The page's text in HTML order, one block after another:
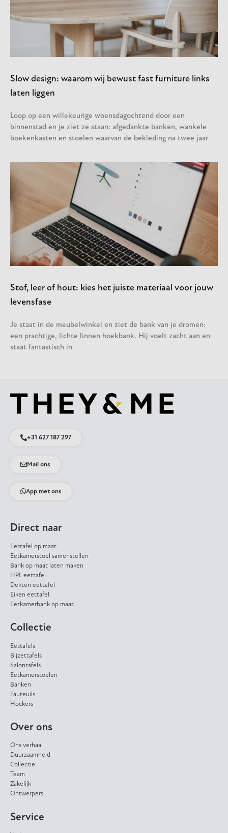
Slow design: waarom wij bewust fast furniture links
laten liggen
Loop op een willekeurige woensdagochtend door een
binnenstad en je ziet ze staan: afgedankte banken, wankele
boekenkasten en stoelen waarvan de bekleding na twee jaar
Stof, leer of hout: kies het juiste materiaal voor jouw
levensfase
Je staat in de meubelwinkel en ziet de bank van je dromen:
een prachtige, lichte linnen hoekbank. Hij voelt zacht aan en
staat fantastisch in
+31 627 187 297
Mail ons
App met ons
Direct naar
Eettafel op maat
Eetkamerstoel samenstellen
Bank op maat laten maken
HPL eettafel
Dekton eettafel
Eiken eettafel
Eetkamerbank op maat
Collectie
Eettafels
Bijzettafels
Salontafels
Eetkamerstoelen
Banken
Fauteuils
Hockers
Over ons
Ons verhaal
Duurzaamheid
Collectie
Team
Zakelijk
Ontwerpers
Service